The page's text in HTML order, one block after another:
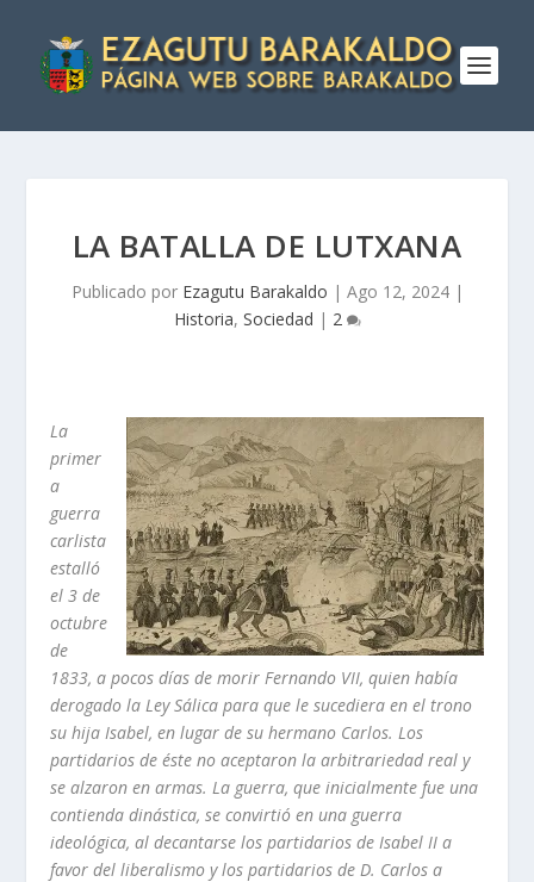
LA BATALLA DE LUTXANA
Publicado por Ezagutu Barakaldo | Ago 12, 2024|
Historia, Sociedad | 2
La
primer
a
guerra
carlista
estalló
el 3 de
octubre
de
1833, a pocos dí­as de morir Fernando VII, quien habí­a
derogado la Ley Sálica para que le sucediera en el trono
su hija Isabel, en lugar de su hermano Carlos. Los
partidarios de éste no aceptaron la arbitrariedad real y
se alzaron en armas. La guerra, que inicialmente fue una
contienda dinástica, se convirtió en una guerra
ideológica, al decantarse los partidarios de Isabel II a
favor del liberalismo y los partidarios de D. Carlos a